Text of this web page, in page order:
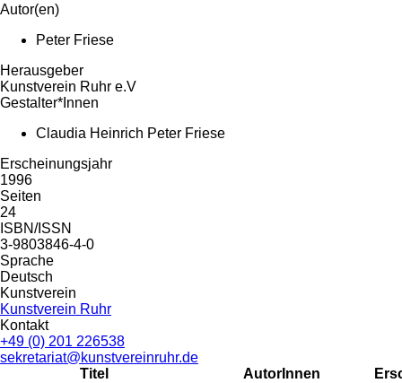
Autor(en)
Peter Friese
Herausgeber
Kunstverein Ruhr e.V
Gestalter*Innen
Claudia Heinrich Peter Friese
Erscheinungsjahr
1996
Seiten
24
ISBN/ISSN
3-9803846-4-0
Sprache
Deutsch
Kunstverein
Kunstverein Ruhr
Kontakt
+49 (0) 201 226538
sekretariat@kunstvereinruhr.de
Titel
AutorInnen